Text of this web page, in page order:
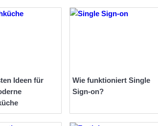
Ideen für
Wie funktioniert Single
Sign-on?